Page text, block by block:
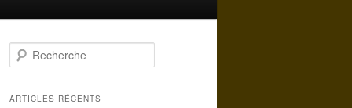
e
h
ARTICLES RÉCENTS